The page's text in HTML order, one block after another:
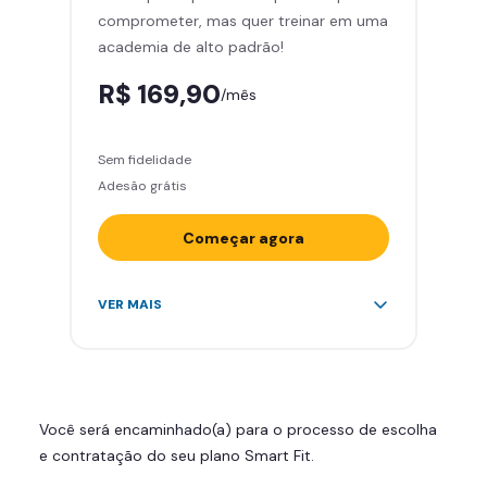
Área de musculação e aeróbicos
Smart Fit App
comprometer, mas quer treinar em uma
academia de alto padrão!
R$ 169,90/mês
Sem fidelidade
Adesão grátis
Começar agora
Acesso ilimitado a +2.000
Skeelo App (Audiobook)*
Área de musculação e aeróbicos
VER MAIS
Você será encaminhado(a) para o processo de escolha
e contratação do seu plano Smart Fit.